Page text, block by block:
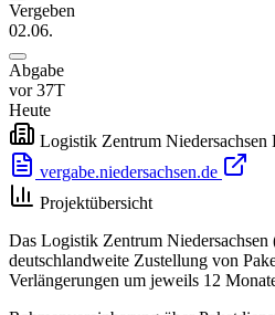
Vergeben
02.06.
Abgabe
vor 37T
Heute
Logistik Zentrum Niedersachsen
vergabe.niedersachsen.de
Projektübersicht
Das Logistik Zentrum
deutschlandweite Zustellung von
Verlängerungen um jeweils 12